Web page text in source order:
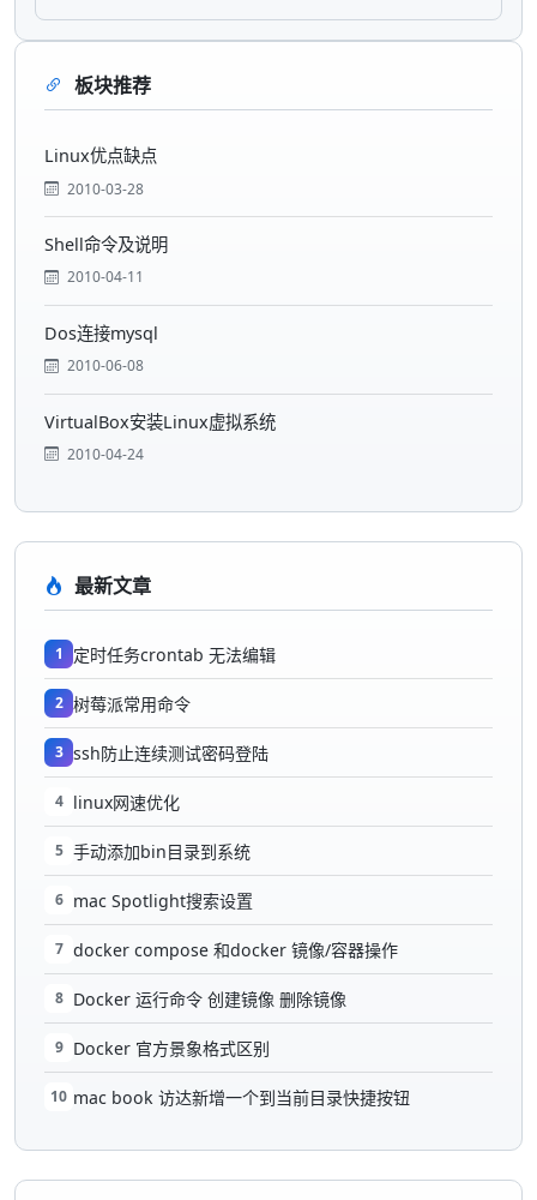
板块推荐
Linux优点缺点
2010-03-28
Shell命令及说明
2010-04-11
Dos连接mysql
2010-06-08
VirtualBox安装Linux虚拟系统
2010-04-24
最新文章
1 定时任务crontab 无法编辑
2 树莓派常用命令
3 ssh防止连续测试密码登陆
4 linux网速优化
5 手动添加bin目录到系统
6 mac Spotlight搜索设置
7 docker compose 和docker 镜像/容器操作
8 Docker 运行命令 创建镜像 删除镜像
9 Docker 官方景象格式区别
10 mac book 访达新增一个到当前目录快捷按钮